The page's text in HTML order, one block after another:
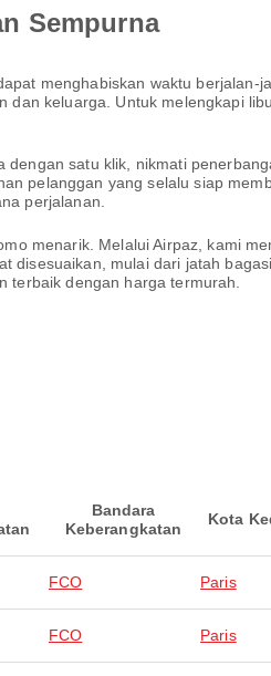
Sempurna
menghabiskan waktu berjalan-
keluarga. Untuk melengkapi
satu klik, nikmati
pelanggan yang selalu siap
perjalanan.
menarik. Melalui Airpaz, kami
disesuaikan, mulai dari jatah
terbaik dengan harga termurah.
Bandara
Keberangkatan
Kota
FCO Paris
FCO Paris